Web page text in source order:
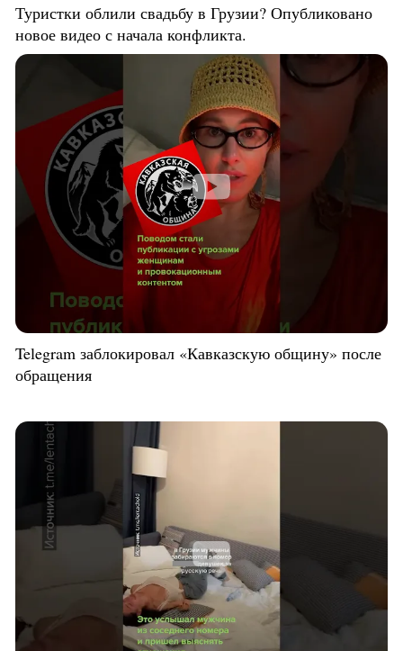
Туристки облили свадьбу в Грузии? Опубликовано
новое видео с начала конфликта.
Telegram заблокировал «Кавказскую общину» после
обращения